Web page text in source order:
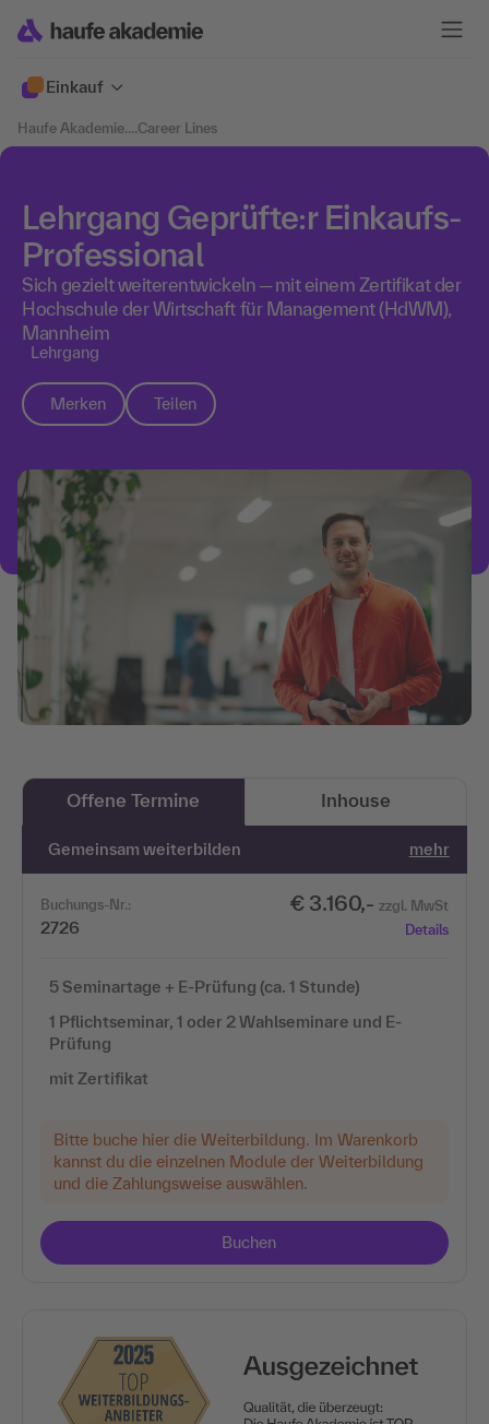
Einkauf
Haufe Akademie....Career Lines
Lehrgang Geprüfte:r Einkaufs-
Professional
Sich gezielt weiterentwickeln ─ mit einem Zertifikat der
Hochschule der Wirtschaft für Management (HdWM),
Mannheim
Lehrgang
Merken Teilen
Offene Termine Inhouse
Gemeinsam weiterbilden mehr
Buchungs-Nr.:
2726
€ 3.160,- zzgl. MwSt
Details
5 Seminartage + E-Prüfung (ca. 1 Stunde)
1 Pflichtseminar, 1 oder 2 Wahlseminare und E-
Prüfung
mit Zertifikat
Bitte buche hier die Weiterbildung. Im Warenkorb
kannst du die einzelnen Module der Weiterbildung
und die Zahlungsweise auswählen.